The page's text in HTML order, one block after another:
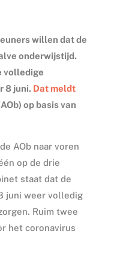
willen dat de
onderwijstijd.
volledige
8 juni. Dat meldt
op basis van
AOb naar voren
op de drie
staat dat de
juni weer volledig
Ruim twee
het coronavirus